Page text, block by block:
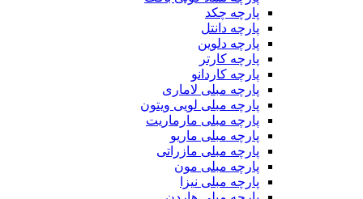
پارچه چکد
پارچه دانتل
پارچه دلوین
پارچه کارتر
پارچه کاردانو
پارچه مبلی لاماری
پارچه مبلی لویی ویتون
پارچه مبلی مارماریت
پارچه مبلی ماریو
پارچه مبلی مازراتی
پارچه مبلی مون
پارچه مبلی نیزا